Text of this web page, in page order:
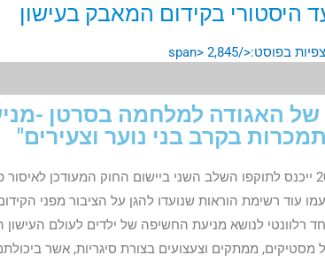
היסטורי בקידום המאבק בעישון
2,845
של האגודה למלחמה בסרטן -
בקרב בני נוער וצעירים"
החל מיום שני ה – 8 ביולי 2019 ייכנס לתוקפו השלב השני ביישום החוק המעודכן
עוד רשימת הוראות שנועדו להגן על הציבור מפני
רלוונטי לנושא מניעת החשיפה של ילדים לעולם העישון
ממתקים וצעצועים בצורת סיגריות, אשר